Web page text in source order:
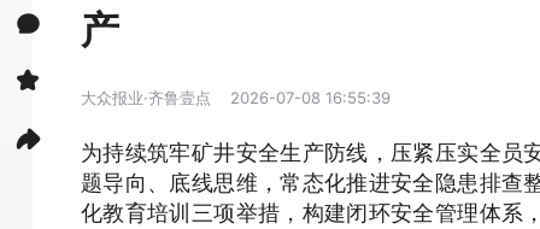
产
大众报业·齐鲁壹点 2026-07-08 16:55:39
为持续筑牢矿井安全生产防线，压紧压实全员
题导向、底线思维，常态化推进安全隐患排查
化教育培训三项举措，构建闭环安全管理体系